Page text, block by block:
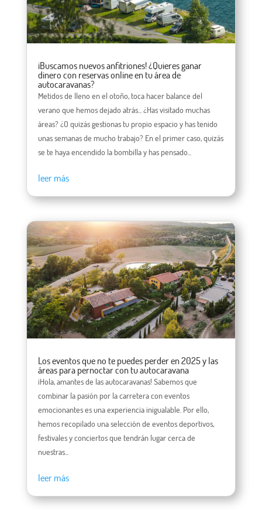
¡Buscamos nuevos anfitriones! ¿Quieres ganar
dinero con reservas online en tu área de
autocaravanas?
Metidos de lleno en el otoño, toca hacer balance del
verano que hemos dejado atrás... ¿Has visitado muchas
áreas? ¿O quizás gestionas tu propio espacio y has tenido
unas semanas de mucho trabajo? En el primer caso, quizás
se te haya encendido la bombilla y has pensado...
leer más
Los eventos que no te puedes perder en 2025 y las
áreas para pernoctar con tu autocaravana
¡Hola, amantes de las autocaravanas! Sabemos que
combinar la pasión por la carretera con eventos
emocionantes es una experiencia inigualable. Por ello,
hemos recopilado una selección de eventos deportivos,
festivales y conciertos que tendrán lugar cerca de
nuestras...
leer más